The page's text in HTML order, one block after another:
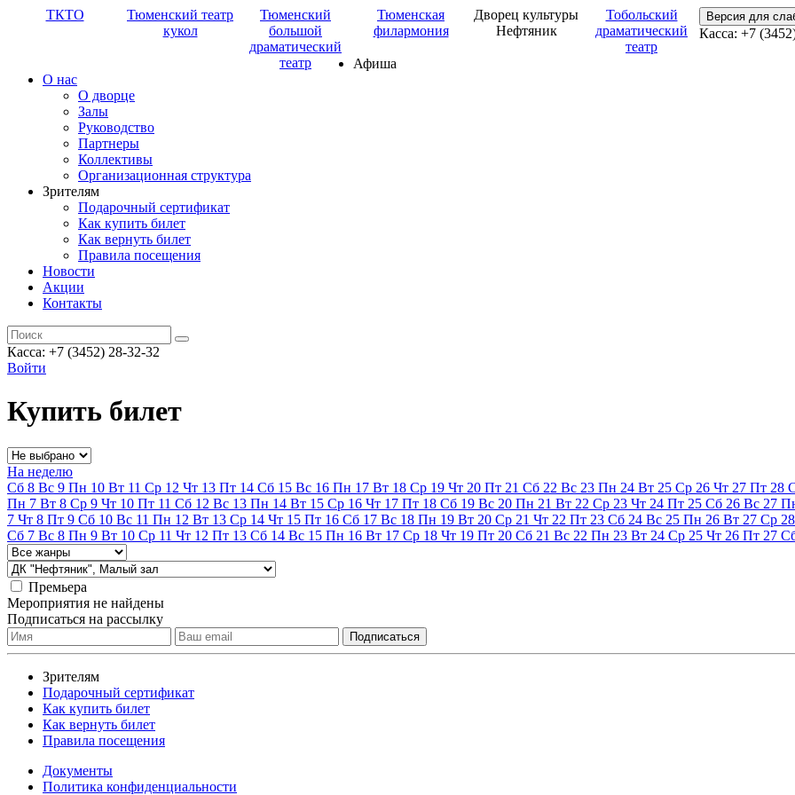
ТКТО
Тюменский театр
кукол
Тюменский
большой
драматический
театр
Тюменская
филармония
Дворец культуры
Нефтяник
Тобольский
драматический
театр
Версия для
Касса: +7
Афиша
О нас
О дворце
Залы
Руководство
Партнеры
Коллективы
Организационная структура
Зрителям
Подарочный сертификат
Как купить билет
Как вернуть билет
Правила посещения
Новости
Акции
Контакты
Касса: +7 (3452) 28-32-32
Войти
Купить билет
На неделю
Сб 8 Вс 9 Пн 10 Вт 11 Ср 12 Чт 13 Пт 14 Сб 15 Вс 16 Пн 17 Вт 18 Ср 19 Чт 20 Пт 21 Сб 22 Вс 23 Пн 24 Вт 25 Ср 26 Чт 27 Пт 28
Пн 7 Вт 8 Ср 9 Чт 10 Пт 11 Сб 12 Вс 13 Пн 14 Вт 15 Ср 16 Чт 17 Пт 18 Сб 19 Вс 20 Пн 21 Вт 22 Ср 23 Чт 24 Пт 25 Сб 26 Вс 27
7 Чт 8 Пт 9 Сб 10 Вс 11 Пн 12 Вт 13 Ср 14 Чт 15 Пт 16 Сб 17 Вс 18 Пн 19 Вт 20 Ср 21 Чт 22 Пт 23 Сб 24 Вс 25 Пн 26 Вт 27 Ср 28
Сб 7 Вс 8 Пн 9 Вт 10 Ср 11 Чт 12 Пт 13 Сб 14 Вс 15 Пн 16 Вт 17 Ср 18 Чт 19 Пт 20 Сб 21 Вс 22 Пн 23 Вт 24 Ср 25 Чт 26 Пт 27
Премьера
Мероприятия не найдены
Подписаться на рассылку
Зрителям
Подарочный сертификат
Как купить билет
Как вернуть билет
Правила посещения
Документы
Политика конфиденциальности